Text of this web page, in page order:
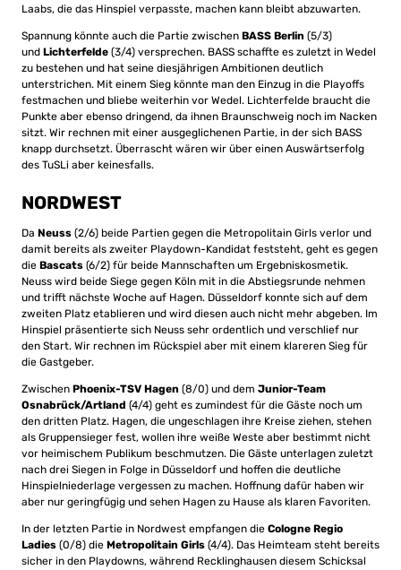
Laabs, die das Hinspiel verpasste, machen kann bleibt abzuwarten.
Spannung könnte auch die Partie zwischen BASS Berlin (5/3)
und Lichterfelde (3/4) versprechen. BASS schaffte es zuletzt in Wedel
zu bestehen und hat seine diesjährigen Ambitionen deutlich
unterstrichen. Mit einem Sieg könnte man den Einzug in die Playoffs
festmachen und bliebe weiterhin vor Wedel. Lichterfelde braucht die
Punkte aber ebenso dringend, da ihnen Braunschweig noch im Nacken
sitzt. Wir rechnen mit einer ausgeglichenen Partie, in der sich BASS
knapp durchsetzt. Überrascht wären wir über einen Auswärtserfolg
des TuSLi aber keinesfalls.
NORDWEST
Da Neuss (2/6) beide Partien gegen die Metropolitain Girls verlor und
damit bereits als zweiter Playdown-Kandidat feststeht, geht es gegen
die Bascats (6/2) für beide Mannschaften um Ergebniskosmetik.
Neuss wird beide Siege gegen Köln mit in die Abstiegsrunde nehmen
und trifft nächste Woche auf Hagen. Düsseldorf konnte sich auf dem
zweiten Platz etablieren und wird diesen auch nicht mehr abgeben. Im
Hinspiel präsentierte sich Neuss sehr ordentlich und verschlief nur
den Start. Wir rechnen im Rückspiel aber mit einem klareren Sieg für
die Gastgeber.
Zwischen Phoenix-TSV Hagen (8/0) und dem Junior-Team
Osnabrück/Artland (4/4) geht es zumindest für die Gäste noch um
den dritten Platz. Hagen, die ungeschlagen ihre Kreise ziehen, stehen
als Gruppensieger fest, wollen ihre weiße Weste aber bestimmt nicht
vor heimischem Publikum beschmutzen. Die Gäste unterlagen zuletzt
nach drei Siegen in Folge in Düsseldorf und hoffen die deutliche
Hinspielniederlage vergessen zu machen. Hoffnung dafür haben wir
aber nur geringfügig und sehen Hagen zu Hause als klaren Favoriten.
In der letzten Partie in Nordwest empfangen die Cologne Regio
Ladies (0/8) die Metropolitain Girls (4/4). Das Heimteam steht bereits
sicher in den Playdowns, während Recklinghausen diesem Schicksal